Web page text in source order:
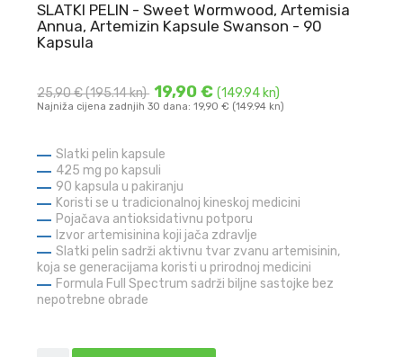
SLATKI PELIN - Sweet Wormwood, Artemisia
Annua, Artemizin Kapsule Swanson - 90
Kapsula
25,90 €(195.14 kn) 19,90 €(149.94 kn)
Najniža cijena zadnjih 30 dana: 19,90 € (149.94 kn)
Slatki pelin kapsule
425 mg po kapsuli
90 kapsula u pakiranju
Koristi se u tradicionalnoj kineskoj medicini
Pojačava antioksidativnu potporu
Izvor artemisinina koji jača zdravlje
Slatki pelin sadrži aktivnu tvar zvanu artemisinin,
koja se generacijama koristi u prirodnoj medicini
Formula Full Spectrum sadrži biljne sastojke bez
nepotrebne obrade